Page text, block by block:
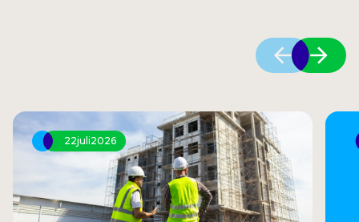
22juli2026